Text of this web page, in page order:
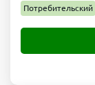
Потребительский